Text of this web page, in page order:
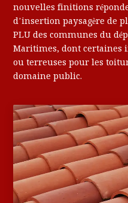
nouvelles finitions
d’insertion paysagère de
PLU des communes du
Maritimes, dont certaines
ou terreuses pour les
domaine public.